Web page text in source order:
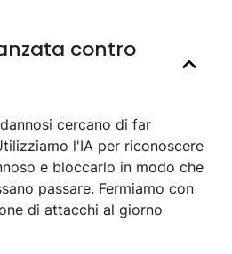
contro
cercano di far
l'IA per riconoscere
e bloccarlo in modo che
passare. Fermiamo con
di attacchi al giorno